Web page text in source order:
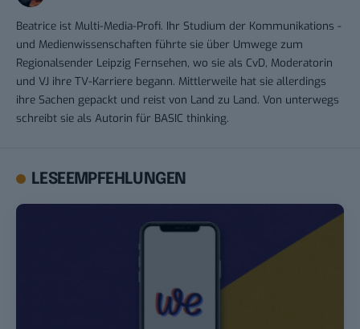
Beatrice ist Multi-Media-Profi. Ihr Studium der Kommunikations -
und Medienwissenschaften führte sie über Umwege zum
Regionalsender Leipzig Fernsehen, wo sie als CvD, Moderatorin
und VJ ihre TV-Karriere begann. Mittlerweile hat sie allerdings
ihre Sachen gepackt und reist von Land zu Land. Von unterwegs
schreibt sie als Autorin für BASIC thinking.
LESEEMPFEHLUNGEN